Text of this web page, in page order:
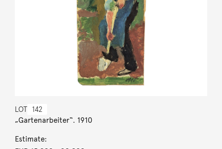
LOT 142
„Gartenarbeiter“. 1910
Estimate: